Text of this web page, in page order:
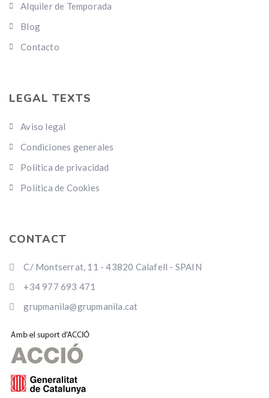
Alquiler de Temporada
Blog
Contacto
LEGAL TEXTS
Aviso legal
Condiciones generales
Política de privacidad
Política de Cookies
CONTACT
C/ Montserrat, 11 - 43820 Calafell - SPAIN
+34 977 693 471
grupmanila@grupmanila.cat